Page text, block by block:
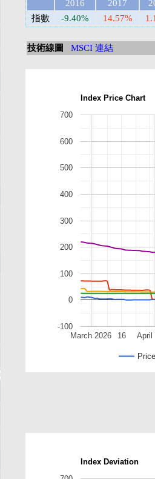
2016 2017
指數
-9.40% 14.57%
技術線圖 MSCI 連結
Index Price Chart
Price
March 2026 April
16
-100
0
100
200
300
400
500
600
700
Index Deviation